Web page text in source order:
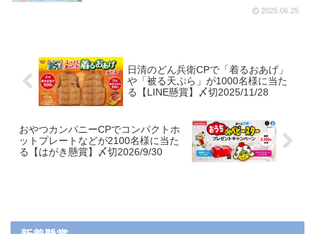
2025.06.25
日清のどん兵衛CPで「着るおあげ」
や「被る天ぷら」が1000名様に当た
る【LINE懸賞】〆切2025/11/28
おやつカンパニーCPでコンパクトホ
ットプレートなどが2100名様に当た
る【はがき懸賞】〆切2026/9/30